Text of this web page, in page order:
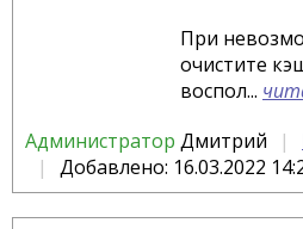
При
очистите
воспол...
Администратор Дмитрий
Добавлено: 16.03.2022